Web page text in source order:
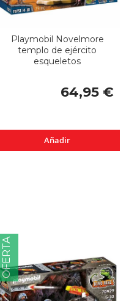
Playmobil Novelmore
templo de ejército
esqueletos
64,95 €
Añadir
OFERTA